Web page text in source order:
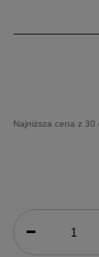
Najniższa cena z 30